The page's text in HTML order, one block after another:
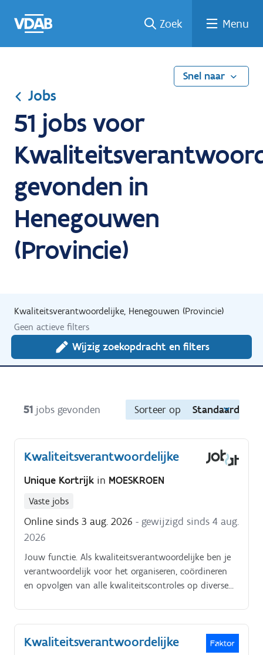
naar
een
een
job
naar
Zoek Menu
Snel naar
Jobs
51 jobs voor
gevonden in
Henegouwen
(Provincie)
Kwaliteitsverantwoordelijke, Henegouwen (Provincie)
Geen actieve filters
Wijzig zoekopdracht en filters
51 jobs gevonden Sorteer op Standaard
Kwaliteitsverantwoordelijke
Unique Kortrijk in MOESKROEN
Vaste jobs
Online sinds 3 aug. 2026 - gewijzigd sinds 4 aug.
2026
Jouw functie. Als kwaliteitsverantwoordelijke ben je
verantwoordelijk voor het organiseren, coördineren
en opvolgen van alle kwaliteitscontroles op diverse
Kwaliteitsverantwoordelijke